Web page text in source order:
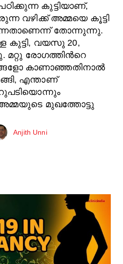
കുട്ടിയാണ്,
വഴിക്ക് അമ്മയെ കൂട്ടി
തോന്നുന്നു.
കുട്ടി, വയസു 20,
മറ്റു രോഗത്തിന്‍റെ
കാണാഞ്ഞതിനാൽ
എന്താണ്
മുഖത്തോട്ടു
Anjith Unni